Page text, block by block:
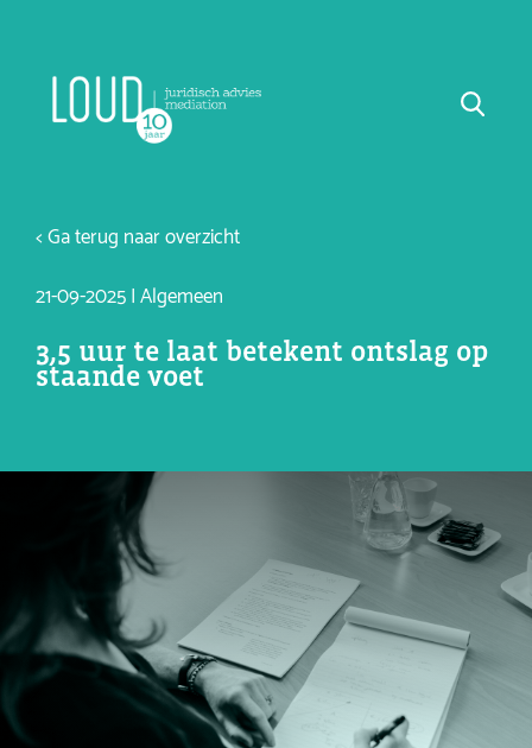
< Ga terug naar overzicht
21-09-2025 | Algemeen
3,5 uur te laat betekent ontslag op
staande voet